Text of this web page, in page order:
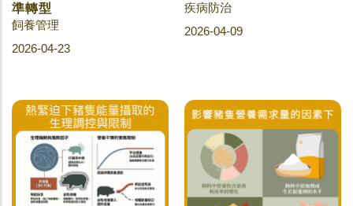
準轉型
飼養管理
2026-04-23
疾病防治
2026-04-09